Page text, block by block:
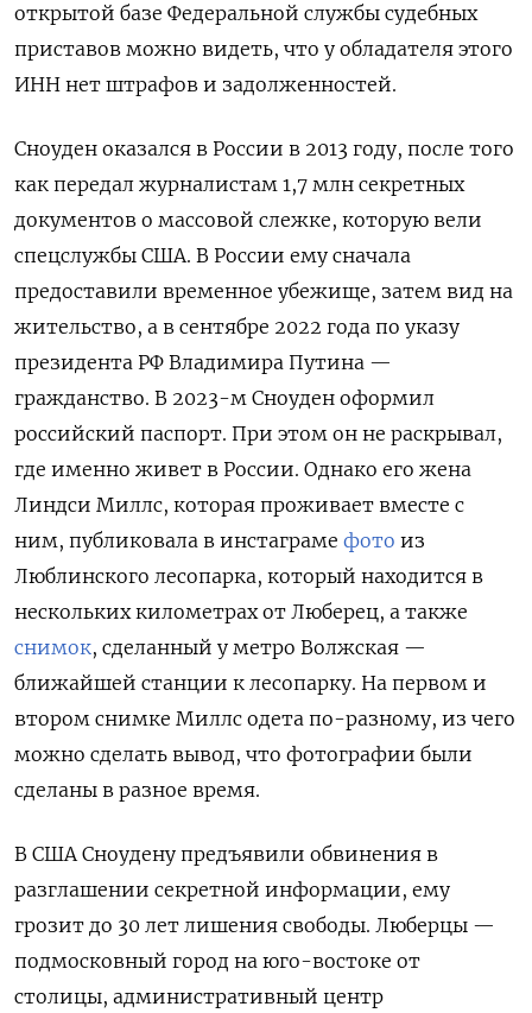
открытой базе Федеральной службы судебных
приставов можно видеть, что у обладателя этого
ИНН нет штрафов и задолженностей.
Сноуден оказался в России в 2013 году, после того
как передал журналистам 1,7 млн секретных
документов о массовой слежке, которую вели
спецслужбы США. В России ему сначала
предоставили временное убежище, затем вид на
жительство, а в сентябре 2022 года по указу
президента РФ Владимира Путина —
гражданство. В 2023-м Сноуден оформил
российский паспорт. При этом он не раскрывал,
где именно живет в России. Однако его жена
Линдси Миллс, которая проживает вместе с
ним, публиковала в инстаграме фото из
Люблинского лесопарка, который находится в
нескольких километрах от Люберец, а также
снимок, сделанный у метро Волжская —
ближайшей станции к лесопарку. На первом и
втором снимке Миллс одета по-разному, из чего
можно сделать вывод, что фотографии были
сделаны в разное время.
В США Сноудену предъявили обвинения в
разглашении секретной информации, ему
грозит до 30 лет лишения свободы. Люберцы —
подмосковный город на юго-востоке от
столицы, административный центр